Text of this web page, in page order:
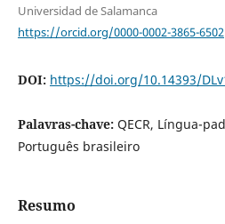
Universidad de Salamanca
https://orcid.org/0000-0002-3865-6502
DOI: https://doi.org/10.14393/
Palavras-chave: QECR, Língua-
Português brasileiro
Resumo